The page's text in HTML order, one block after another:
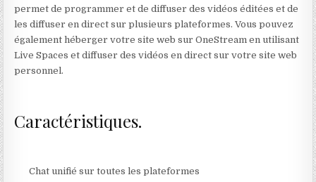
permet de programmer et de diffuser des vidéos éditées et de
les diffuser en direct sur plusieurs plateformes. Vous pouvez
également héberger votre site web sur OneStream en utilisant
Live Spaces et diffuser des vidéos en direct sur votre site web
personnel.
Caractéristiques.
Chat unifié sur toutes les plateformes